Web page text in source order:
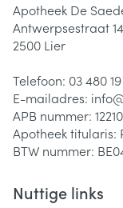
Apotheek De
Antwerpsestraat
2500 Lier
Telefoon: 03 480 19
E-mailadres:
APB nummer:
Apotheek titularis:
BTW nummer:
Nuttige links